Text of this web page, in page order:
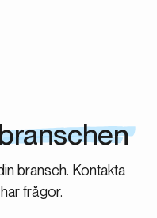
bransch. Kontakta
frågor.